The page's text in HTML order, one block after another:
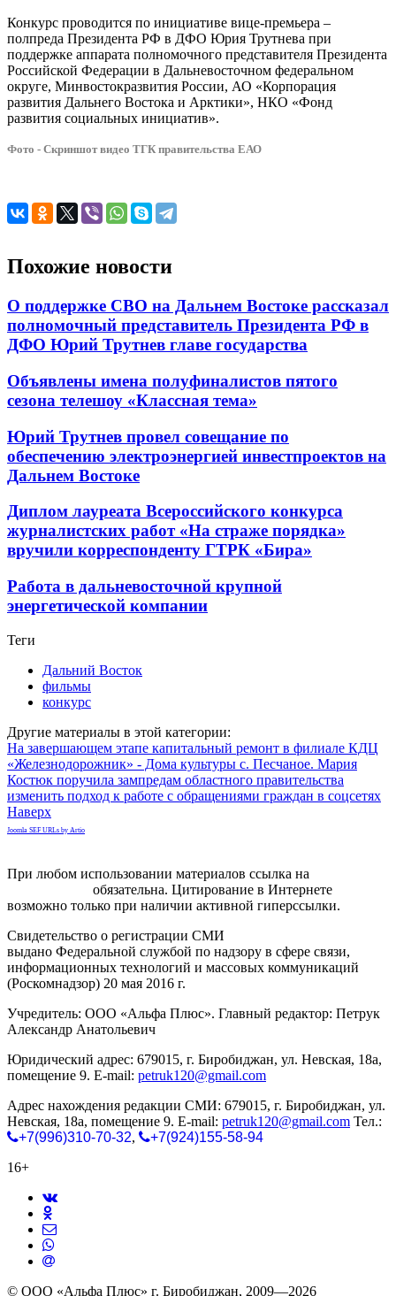
Конкурс проводится по инициативе вице-премьера –
полпреда Президента РФ в ДФО Юрия Трутнева при
поддержке аппарата полномочного представителя Президента
Российской Федерации в Дальневосточном федеральном
округе, Минвостокразвития России, АО «Корпорация
развития Дальнего Востока и Арктики», НКО «Фонд
развития социальных инициатив».
Фото - Скриншот видео ТГК правительства ЕАО
Похожие новости
О поддержке СВО на Дальнем Востоке рассказал
полномочный представитель Президента РФ в
ДФО Юрий Трутнев главе государства
Объявлены имена полуфиналистов пятого
сезона телешоу «Классная тема»
Юрий Трутнев провел совещание по
обеспечению электроэнергией инвестпроектов на
Дальнем Востоке
Диплом лауреата Всероссийского конкурса
журналистских работ «На страже порядка»
вручили корреспонденту ГТРК «Бира»
Работа в дальневосточной крупной
энергетической компании
Теги
Дальний Восток
фильмы
конкурс
Другие материалы в этой категории:
На завершающем этапе капитальный ремонт в филиале КДЦ
«Железнодорожник» - Дома культуры с. Песчаное. Мария
Костюк поручила зампредам областного правительства
изменить подход к работе с обращениями граждан в соцсетях
Наверх
Joomla SEF URLs by Artio
При любом использовании материалов ссылка на
обязательна. Цитирование в Интернете
возможно только при наличии активной гиперссылки.
Свидетельство о регистрации СМИ
выдано Федеральной службой по надзору в сфере связи,
информационных технологий и массовых коммуникаций
(Роскомнадзор) 20 мая 2016 г.
Учредитель: ООО «Альфа Плюс». Главный редактор: Петрук
Александр Анатольевич
Юридический адрес: 679015, г. Биробиджан, ул. Невская, 18а,
помещение 9. E-mail: petruk120@gmail.com
Адрес нахождения редакции СМИ: 679015, г. Биробиджан, ул.
Невская, 18а, помещение 9. E-mail: petruk120@gmail.com Тел.:
+7(996)310-70-32,
+7(924)155-58-94
16+
© ООО «Альфа Плюс» г. Биробиджан, 2009—2026